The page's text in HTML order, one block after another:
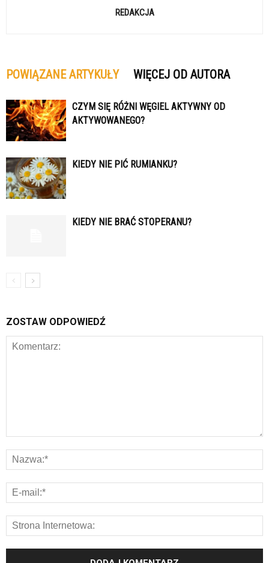
REDAKCJA
POWIĄZANE ARTYKUŁY WIĘCEJ OD AUTORA
CZYM SIĘ RÓŻNI WĘGIEL AKTYWNY OD
AKTYWOWANEGO?
KIEDY NIE PIĆ RUMIANKU?
KIEDY NIE BRAĆ STOPERANU?
ZOSTAW ODPOWIEDŹ